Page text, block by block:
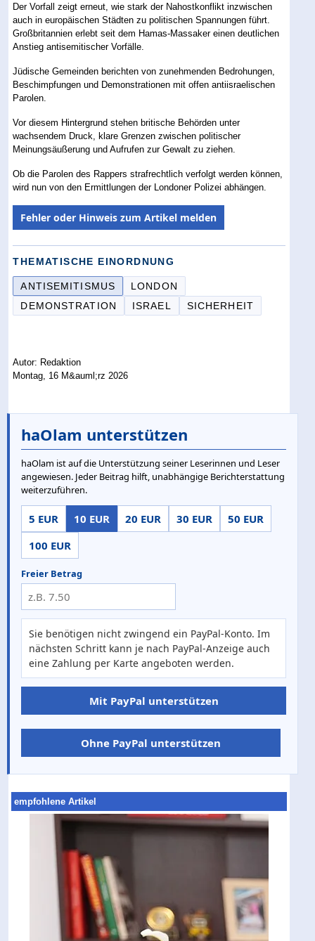
Der Vorfall zeigt erneut, wie stark der Nahostkonflikt inzwischen
auch in europäischen Städten zu politischen Spannungen führt.
Großbritannien erlebt seit dem Hamas-Massaker einen deutlichen
Anstieg antisemitischer Vorfälle.
Jüdische Gemeinden berichten von zunehmenden Bedrohungen,
Beschimpfungen und Demonstrationen mit offen antiisraelischen
Parolen.
Vor diesem Hintergrund stehen britische Behörden unter
wachsendem Druck, klare Grenzen zwischen politischer
Meinungsäußerung und Aufrufen zur Gewalt zu ziehen.
Ob die Parolen des Rappers strafrechtlich verfolgt werden können,
wird nun von den Ermittlungen der Londoner Polizei abhängen.
Fehler oder Hinweis zum Artikel melden
THEMATISCHE EINORDNUNG
ANTISEMITISMUS
LONDON
DEMONSTRATION
ISRAEL SICHERHEIT
Autor: Redaktion
Montag, 16 M&auml;rz 2026
haOlam unterstützen
haOlam ist auf die Unterstützung seiner Leserinnen und Leser
angewiesen. Jeder Beitrag hilft, unabhängige Berichterstattung
weiterzuführen.
5 EUR 10 EUR 20 EUR 30 EUR
50 EUR
100 EUR
Freier Betrag
Sie benötigen nicht zwingend ein PayPal-Konto. Im
nächsten Schritt kann je nach PayPal-Anzeige auch
eine Zahlung per Karte angeboten werden.
Mit PayPal unterstützen
Ohne PayPal unterstützen
empfohlene Artikel